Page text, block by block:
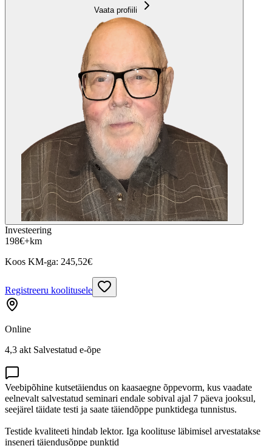
Vaata profiili
Investeering
198€+km
Koos KM-ga: 245,52€
Registreeru koolitusele
Online
4,3 akt Salvestatud e-õpe
Veebipõhine kutsetäiendus on kaasaegne õppevorm, kus vaadate
eelnevalt salvestatud seminari endale sobival ajal 7 päeva jooksul,
seejärel täidate testi ja saate täiendõppe punktidega tunnistus.
Testide kvaliteeti hindab lektor. Iga koolituse läbimisel arvestatakse
inseneri täiendusõppe punktid